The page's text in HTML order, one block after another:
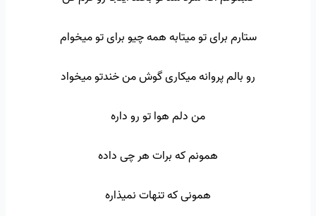
ستارم برای تو میتابه همه چیو برای تو میخوام
رو بالم پروانه میکاری گوش من خندتو میخواد
من دلم هوا تو رو داره
همونم که برات هر چی داده
همونی که تنهات نمیذاره